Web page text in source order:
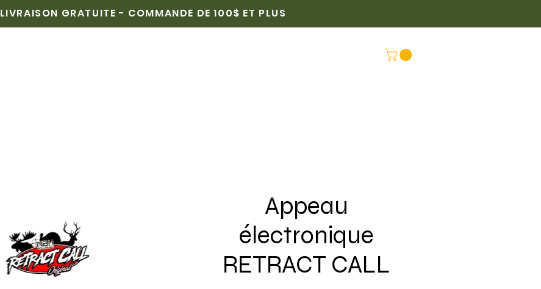
LIVRAISON GRATUITE - COMMANDE DE 100$ ET PLUS
Appeau
électronique
RETRACT CALL